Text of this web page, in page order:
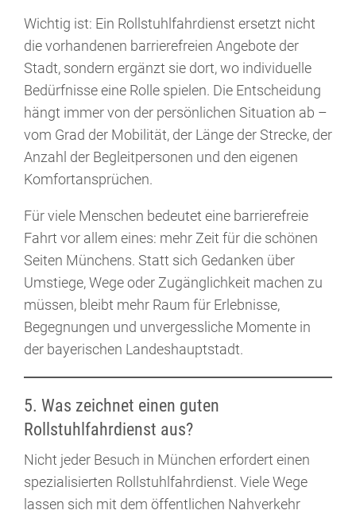
Wichtig ist: Ein Rollstuhlfahrdienst ersetzt nicht
die vorhandenen barrierefreien Angebote der
Stadt, sondern ergänzt sie dort, wo individuelle
Bedürfnisse eine Rolle spielen. Die Entscheidung
hängt immer von der persönlichen Situation ab –
vom Grad der Mobilität, der Länge der Strecke, der
Anzahl der Begleitpersonen und den eigenen
Komfortansprüchen.
Für viele Menschen bedeutet eine barrierefreie
Fahrt vor allem eines: mehr Zeit für die schönen
Seiten Münchens. Statt sich Gedanken über
Umstiege, Wege oder Zugänglichkeit machen zu
müssen, bleibt mehr Raum für Erlebnisse,
Begegnungen und unvergessliche Momente in
der bayerischen Landeshauptstadt.
5. Was zeichnet einen guten
Rollstuhlfahrdienst aus?
Nicht jeder Besuch in München erfordert einen
spezialisierten Rollstuhlfahrdienst. Viele Wege
lassen sich mit dem öffentlichen Nahverkehr